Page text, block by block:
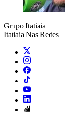
Grupo Itatiaia
Itatiaia Nas Redes